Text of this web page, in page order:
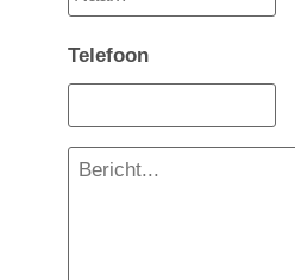
Telefoon
Bericht...